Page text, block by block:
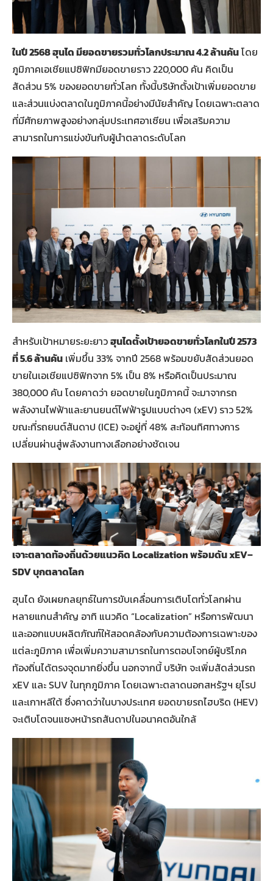
ในปี 2568 ฮุนได มียอดขายรวมทั่วโลกประมาณ 4.2 ล้านคันโดย
ภูมิภาคเอเชียแปซิฟิกมียอดขายราว 220,000 คัน คิดเป็น
สัดส่วน 5% ของยอดขายทั่วโลก ทั้งนี้บริษัทตั้งเป้าเพิ่มยอดขาย
และส่วนแบ่งตลาดในภูมิภาคนี้อย่างมีนัยสำคัญ โดยเฉพาะตลาด
ที่มีศักยภาพสูงอย่างกลุ่มประเทศอาเซียน เพื่อเสริมความ
สามารถในการแข่งขันกับผู้นำตลาดระดับโลก
สำหรับเป้าหมายระยะยาวฮุนไดตั้งเป้ายอดขายทั่วโลกในปี 2573
ที่ 5.6 ล้านคัน เพิ่มขึ้น 33% จากปี 2568 พร้อมขยับสัดส่วนยอด
ขายในเอเชียแปซิฟิกจาก 5% เป็น 8% หรือคิดเป็นประมาณ
380,000 คัน โดยคาดว่า ยอดขายในภูมิภาคนี้ จะมาจากรถ
พลังงานไฟฟ้าและยานยนต์ไฟฟ้ารูปแบบต่างๆ (xEV) ราว 52%
ขณะที่รถยนต์สันดาป (ICE) จะอยู่ที่ 48% สะท้อนทิศทางการ
เปลี่ยนผ่านสู่พลังงานทางเลือกอย่างชัดเจน
เจาะตลาดท้องถิ่นด้วยแนวคิด Localization พร้อมดัน xEV–
SDV บุกตลาดโลก
ฮุนได ยังเผยกลยุทธ์ในการขับเคลื่อนการเติบโตทั่วโลกผ่าน
หลายแกนสำคัญ อาทิ แนวคิด “Localization” หรือการพัฒนา
และออกแบบผลิตภัณฑ์ให้สอดคล้องกับความต้องการเฉพาะของ
แต่ละภูมิภาค เพื่อเพิ่มความสามารถในการตอบโจทย์ผู้บริโภค
ท้องถิ่นได้ตรงจุดมากยิ่งขึ้น นอกจากนี้ บริษัท จะเพิ่มสัดส่วนรถ
xEV และ SUV ในทุกภูมิภาค โดยเฉพาะตลาดนอกสหรัฐฯ ยุโรป
และเกาหลีใต้ ซึ่งคาดว่าในบางประเทศ ยอดขายรถไฮบริด (HEV)
จะเติบโตจนแซงหน้ารถสันดาปในอนาคตอันใกล้